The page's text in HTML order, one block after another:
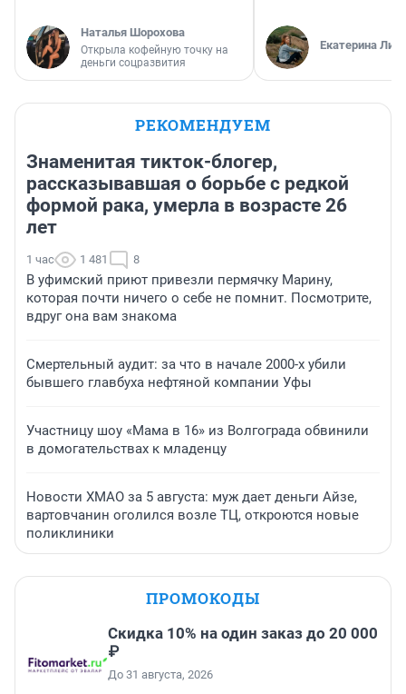
Наталья Шорохова
Открыла кофейную точку на
деньги соцразвития
Екатерина
РЕКОМЕНДУЕМ
Знаменитая тикток-блогер,
рассказывавшая о борьбе с редкой
формой рака, умерла в возрасте 26
лет
1 час 1 481 8
В уфимский приют привезли пермячку Марину,
которая почти ничего о себе не помнит. Посмотрите,
вдруг она вам знакома
Смертельный аудит: за что в начале 2000-х убили
бывшего главбуха нефтяной компании Уфы
Участницу шоу «Мама в 16» из Волгограда обвинили
в домогательствах к младенцу
Новости ХМАО за 5 августа: муж дает деньги Айзе,
вартовчанин оголился возле ТЦ, откроются новые
поликлиники
ПРОМОКОДЫ
Скидка 10% на один заказ до 20 000
₽
До 31 августа, 2026